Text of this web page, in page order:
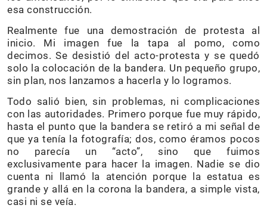
esa construcción.
Realmente fue una demostración de protesta al
inicio. Mi imagen fue la tapa al pomo, como
decimos. Se desistió del acto-protesta y se quedó
solo la colocación de la bandera. Un pequeño grupo,
sin plan, nos lanzamos a hacerla y lo logramos.
Todo salió bien, sin problemas, ni complicaciones
con las autoridades. Primero porque fue muy rápido,
hasta el punto que la bandera se retiró a mi señal de
que ya tenía la fotografía; dos, como éramos pocos
no parecía un “acto”, sino que fuimos
exclusivamente para hacer la imagen. Nadie se dio
cuenta ni llamó la atención porque la estatua es
grande y allá en la corona la bandera, a simple vista,
casi ni se veía.